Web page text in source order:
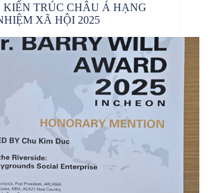
TRÚC CHÂU Á HẠNG
XÃ HỘI 2025